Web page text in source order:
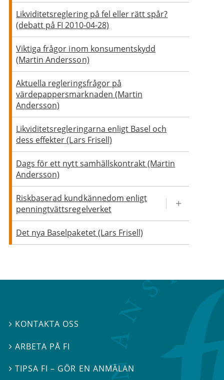
Likviditetsreglering på fel eller rätt spår?
(debatt på FI 2010-04-28)
Viktiga frågor inom konsumentskydd
(Martin Andersson)
Aktuella regleringsfrågor på
värdepappersmarknaden (Martin
Andersson)
Likviditetsregleringarna enligt Basel och
dess effekter (Lars Frisell)
Dags för ett nytt samhällskontrakt (Martin
Andersson)
Riskbaserad kundkännedom enligt
penningtvättsregelverket
Det nya Baselpaketet (Lars Frisell)
 KONTAKTA OSS
 ARBETA PÅ FI
TIPSA FI – GÖR EN ANMÄLAN